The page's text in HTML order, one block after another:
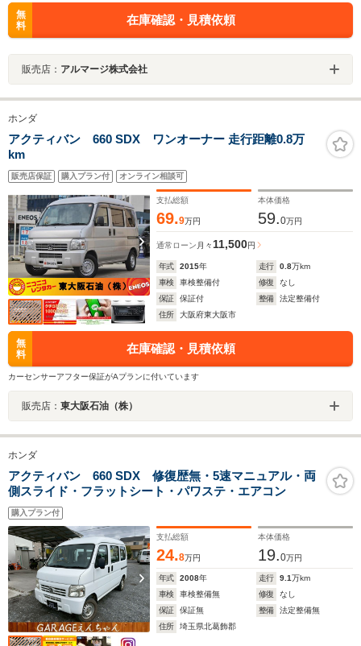
無
料
在庫確認・見積依頼
販売店： アルマージ株式会社
ホンダ
アクティバン 660 SDX ワンオーナー 走行距離0.8万
km
販売店保証 購入プラン付 オンライン相談可
支払総額
69.9万円
本体価格
59.0万円
通常ローン 月々 11,500円
年式 2015年 走行 0.8万km
車検
車検整備付 修復
なし
保証
保証付 整備
法定整備付
住所
大阪府東大阪市
無
料
在庫確認・見積依頼
カーセンサーアフター保証がAプランに付いています
販売店： 東大阪石油（株）
ホンダ
アクティバン 660 SDX 修復歴無・5速マニュアル・両
側スライド・フラットシート・パワステ・エアコン
購入プラン付
支払総額
24.8万円
本体価格
19.0万円
年式 2008年 走行 9.1万km
車検
車検整備無 修復
なし
保証
保証無 整備
法定整備無
住所
埼玉県北葛飾郡